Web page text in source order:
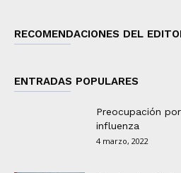
RECOMENDACIONES DEL
ENTRADAS POPULARES
Preocupación
influenza
4 marzo, 2022